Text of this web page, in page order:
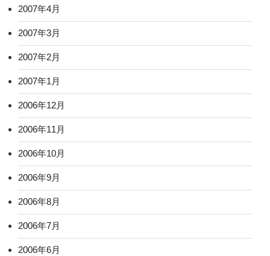
2007年4月
2007年3月
2007年2月
2007年1月
2006年12月
2006年11月
2006年10月
2006年9月
2006年8月
2006年7月
2006年6月